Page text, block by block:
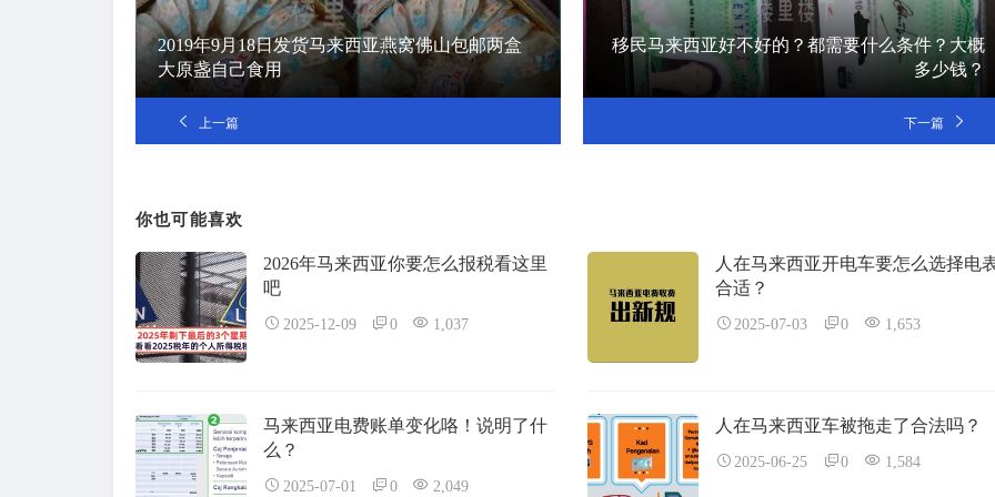
2019年9月18日发货马来西亚燕窝佛山包邮两盒
大原盏自己食用
上一篇
移民马来西亚好不好的？都需要什么条件？大概
多少钱？
下一篇
你也可能喜欢
2026年马来西亚你要怎么报税看这里
吧
2025-12-09 0 1,037
人在马来西亚开电车要怎么选择电
合适？
2025-07-03 0 1,653
马来西亚电费账单变化咯！说明了什
么？
2025-07-01 0 2,049
人在马来西亚车被拖走了合法吗？
2025-06-25 0 1,584